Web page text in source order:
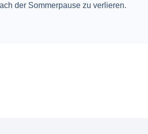
der Sommerpause zu verlieren.